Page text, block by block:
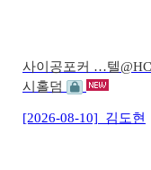
사이공포커 …텔
시홀덤
[2026-08-10] 김도현